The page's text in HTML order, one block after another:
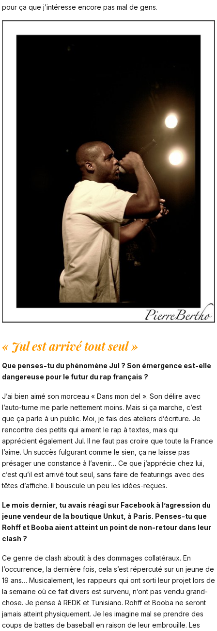
pour ça que j’intéresse encore pas mal de gens.
« Jul est arrivé tout seul »
Que penses-tu du phénomène Jul ? Son émergence est-elle
dangereuse pour le futur du rap français ?
J’ai bien aimé son morceau « Dans mon del ». Son délire avec
l’auto-turne me parle nettement moins. Mais si ça marche, c’est
que ça parle à un public. Moi, je fais des ateliers d’écriture. Je
rencontre des petits qui aiment le rap à textes, mais qui
apprécient également Jul. Il ne faut pas croire que toute la France
l’aime. Un succès fulgurant comme le sien, ça ne laisse pas
présager une constance à l’avenir… Ce que j’apprécie chez lui,
c’est qu’il est arrivé tout seul, sans faire de featurings avec des
têtes d’affiche. Il bouscule un peu les idées-reçues.
Le mois dernier, tu avais réagi sur Facebook à l’agression du
jeune vendeur de la boutique Unkut, à Paris. Penses-tu que
Rohff et Booba aient atteint un point de non-retour dans leur
clash ?
Ce genre de clash aboutit à des dommages collatéraux. En
l’occurrence, la dernière fois, cela s’est répercuté sur un jeune de
19 ans… Musicalement, les rappeurs qui ont sorti leur projet lors de
la semaine où ce fait divers est survenu, n’ont pas vendu grand-
chose. Je pense à REDK et Tunisiano. Rohff et Booba ne seront
jamais atteint physiquement. Je les imagine mal se prendre des
coups de battes de baseball en raison de leur embrouille. Les